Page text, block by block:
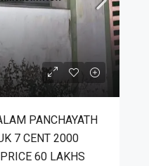
PANCHAYATH
7 CENT 2000
60 LAKHS